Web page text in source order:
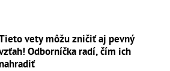
vety môžu zničiť aj pevný
Odborníčka radí, čím ich
nahradiť